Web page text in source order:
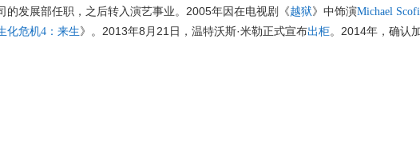
发展部任职，之后转入演艺事业。2005年因在电视剧《越狱》中饰演Michael
化危机4：来生》。2013年8月21日，温特沃斯·米勒正式宣布出柜。2014年，确认